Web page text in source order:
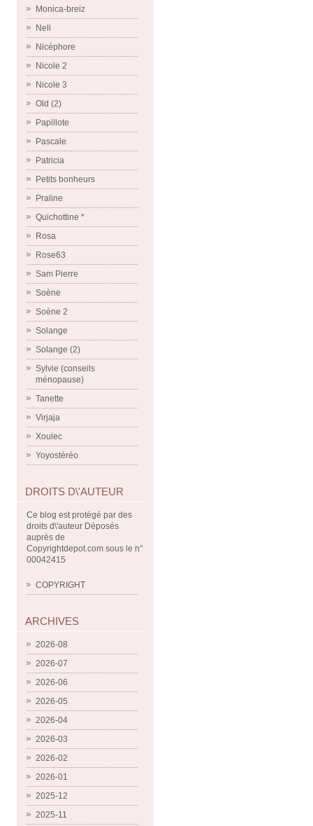
Monica-breiz
Nell
Nicéphore
Nicole 2
Nicole 3
Old (2)
Papillote
Pascale
Patricia
Petits bonheurs
Praline
Quichottine *
Rosa
Rose63
Sam Pierre
Soène
Soène 2
Solange
Solange (2)
Sylvie (conseils
ménopause)
Tanette
Virjaja
Xoulec
Yoyostéréo
DROITS D\'AUTEUR
Ce blog est protégé par des
droits d\'auteur Déposés
auprès de
Copyrightdepot.com sous le n°
00042415
COPYRIGHT
ARCHIVES
2026-08
2026-07
2026-06
2026-05
2026-04
2026-03
2026-02
2026-01
2025-12
2025-11